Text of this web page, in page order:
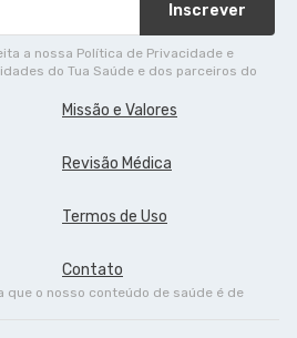
Inscrever
a nossa Política de Privacidade e
do Tua Saúde e dos parceiros do
Missão e Valores
Revisão Médica
Termos de Uso
Contato
que o nosso conteúdo de saúde é de